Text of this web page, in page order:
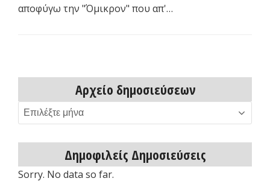
αποφύγω την "Όμικρον" που απ'…
Αρχείο δημοσιεύσεων
Αρχείο
δημοσιεύσεων
Δημοφιλείς Δημοσιεύσεις
Sorry. No data so far.